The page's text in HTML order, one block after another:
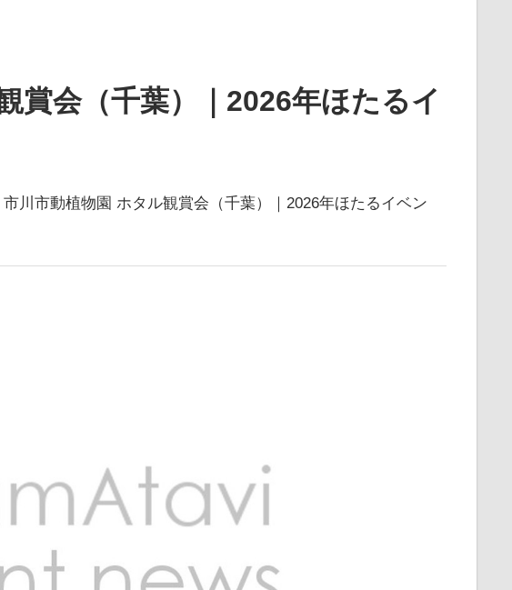
賞会（千葉）｜2026年ほたるイ
市川市動植物園 ホタル観賞会（千葉）｜2026年ほたるイベン